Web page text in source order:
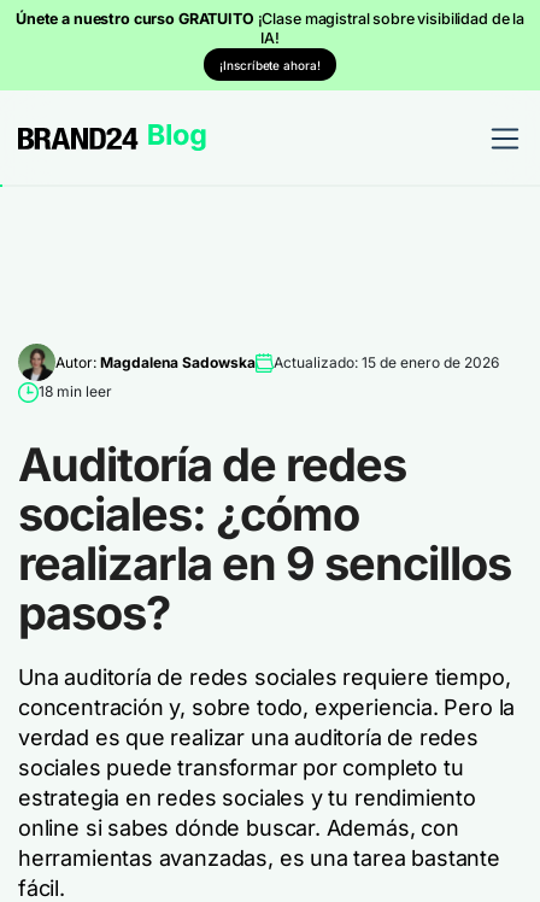
Únete a nuestro curso GRATUITO ¡Clase magistral sobre visibilidad de la
IA!
¡Inscríbete ahora!
Autor: Magdalena Sadowska
Actualizado: 15 de enero de 2026
18 min leer
Auditoría de redes
sociales: ¿cómo
realizarla en 9 sencillos
pasos?
Una auditoría de redes sociales requiere tiempo,
concentración y, sobre todo, experiencia. Pero la
verdad es que realizar una auditoría de redes
sociales puede transformar por completo tu
estrategia en redes sociales y tu rendimiento
online si sabes dónde buscar. Además, con
herramientas avanzadas, es una tarea bastante
fácil.